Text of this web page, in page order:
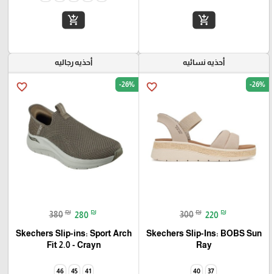
add_shopping_cart
add_shopping_cart
أحذيه نسائيه
favorite_border -26%
300 ₪ 220 ₪
Skechers Slip-Ins: BOBS Sun
Ray
37
40
أحذيه رجاليه
favorite_border -26%
380 ₪ 280 ₪
Skechers Slip-ins: Sport Arch
Fit 2.0 - Crayn
41
45
46